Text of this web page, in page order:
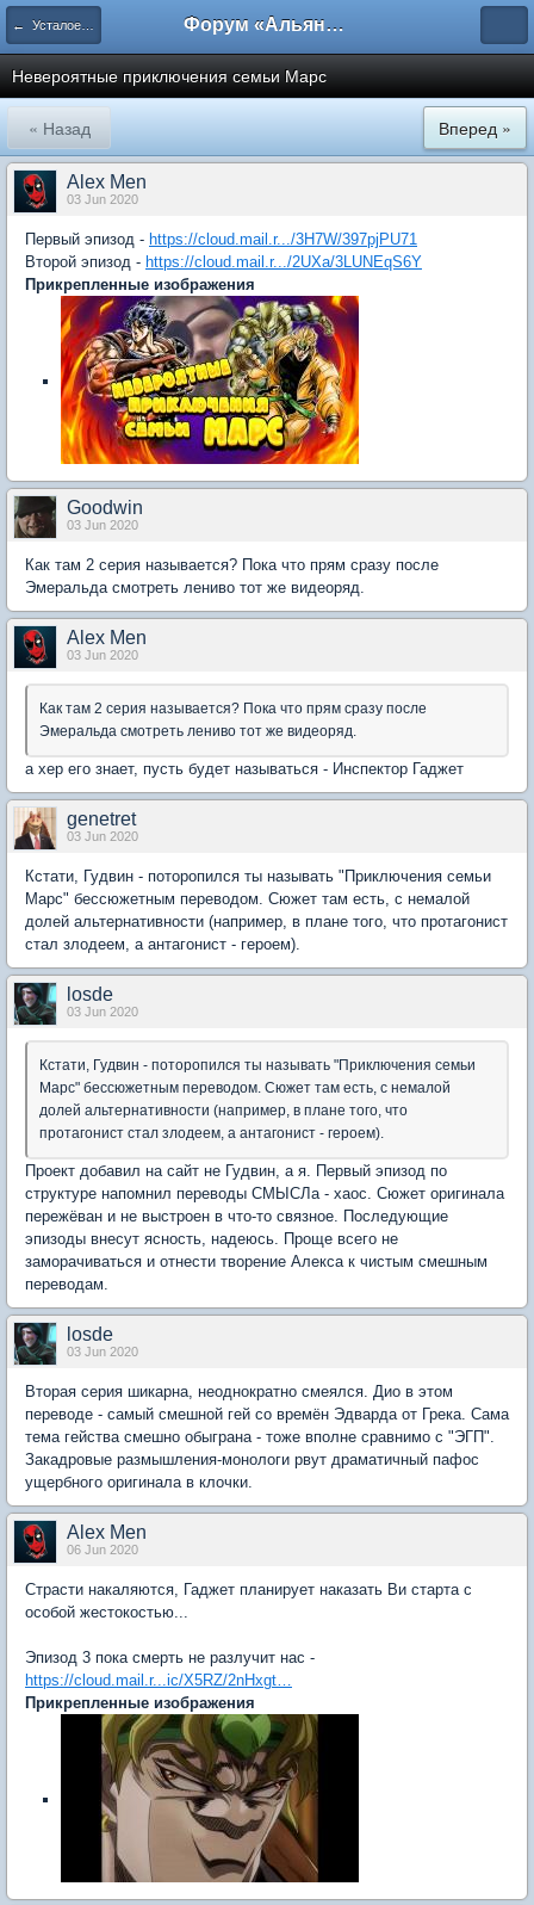
← Усталое королевство Форум «Альянса вольных переводчиков»
Невероятные приключения семьи Марс
« Назад Вперед »
Alex Men
03 Jun 2020
Первый эпизод - https://cloud.mail.r.../3H7W/397pjPU71
Второй эпизод - https://cloud.mail.r.../2UXa/3LUNEqS6Y
Прикрепленные изображения
Goodwin
03 Jun 2020
Как там 2 серия называется? Пока что прям сразу после
Эмеральда смотреть лениво тот же видеоряд.
Alex Men
03 Jun 2020
Как там 2 серия называется? Пока что прям сразу после
Эмеральда смотреть лениво тот же видеоряд.
а хер его знает, пусть будет называться - Инспектор Гаджет
genetret
03 Jun 2020
Кстати, Гудвин - поторопился ты называть "Приключения семьи
Марс" бессюжетным переводом. Сюжет там есть, с немалой
долей альтернативности (например, в плане того, что протагонист
стал злодеем, а антагонист - героем).
losde
03 Jun 2020
Кстати, Гудвин - поторопился ты называть "Приключения семьи
Марс" бессюжетным переводом. Сюжет там есть, с немалой
долей альтернативности (например, в плане того, что
протагонист стал злодеем, а антагонист - героем).
Проект добавил на сайт не Гудвин, а я. Первый эпизод по
структуре напомнил переводы СМЫСЛа - хаос. Сюжет оригинала
пережёван и не выстроен в что-то связное. Последующие
эпизоды внесут ясность, надеюсь. Проще всего не
заморачиваться и отнести творение Алекса к чистым смешным
переводам.
losde
03 Jun 2020
Вторая серия шикарна, неоднократно смеялся. Дио в этом
переводе - самый смешной гей со времён Эдварда от Грека. Сама
тема гейства смешно обыграна - тоже вполне сравнимо с "ЭГП".
Закадровые размышления-монологи рвут драматичный пафос
ущербного оригинала в клочки.
Alex Men
06 Jun 2020
Страсти накаляются, Гаджет планирует наказать Ви старта с
особой жестокостью...
Эпизод 3 пока смерть не разлучит нас -
https://cloud.mail.r...ic/X5RZ/2nHxgt…
Прикрепленные изображения